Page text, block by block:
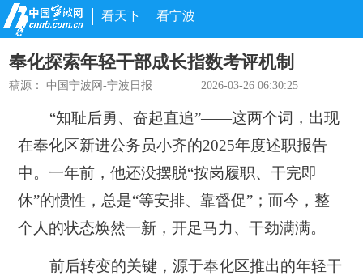
看天下 看宁波
奉化探索年轻干部成长指数考评机制
稿源：中国宁波网-宁波日报 2026-03-26 06:30:25
“知耻后勇、奋起直追”——这两个词，出现
在奉化区新进公务员小齐的2025年度述职报告
中。一年前，他还没摆脱“按岗履职、干完即
休”的惯性，总是“等安排、靠督促”；而今，整
个人的状态焕然一新，开足马力、干劲满满。
前后转变的关键，源于奉化区推出的年轻干